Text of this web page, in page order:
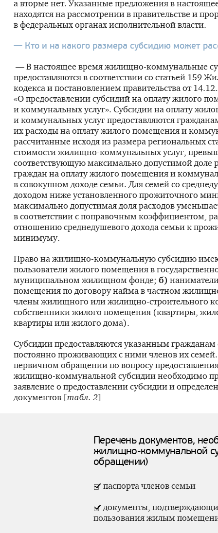
а вторые нет. Указанные предложения в
находятся на рассмотрении в правительстве и
в федеральных органах исполнительной власти.
— Кто и на какого размера субсидию может
— В настоящее времяжилищно-коммунальные
предоставляются в соответствии со статьей 159
кодекса и постановлением правительства от
«О предоставлении субсидий на оплату жилого
и коммунальных услуг». Субсидии на оплату
и коммунальных услуг предоставляются
их расходы на оплату жилого помещения и
рассчитанные исходя из размера региональных
стоимостижилищно-коммунальныхуслуг,
соответствующую максимально допустимой доле
граждан на оплату жилого помещения и
в совокупном доходе семьи. Для семей со
доходом ниже установленного прожиточного
максимально допустимая доля расходов
в соответствии с поправочным коэффициентом,
отношению среднедушевого дохода семьи к
минимуму.
Право нажилищно-коммунальнуюсубсидию
пользователи жилого помещения в
муниципальном жилищном фонде; б)
помещения по договору найма в частном
члены жилищного илижилищно-строительного
собственники жилого помещения (квартиры,
квартиры или жилого дома).
Субсидии предоставляются указанным гражданам
постоянно проживающих с ними членов их
первичном обращении по вопросу
жилищно-коммунальнойсубсидии необходимо
заявление о предоставлении субсидии и
документов [табл. 2]
Перечень документов,
жилищно-коммунальной
обращении)
паспорта членов семьи
документы,
пользования жилым